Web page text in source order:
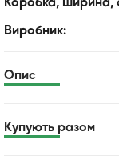
Коробка, ширина,
Виробник:
Опис
Купують разом